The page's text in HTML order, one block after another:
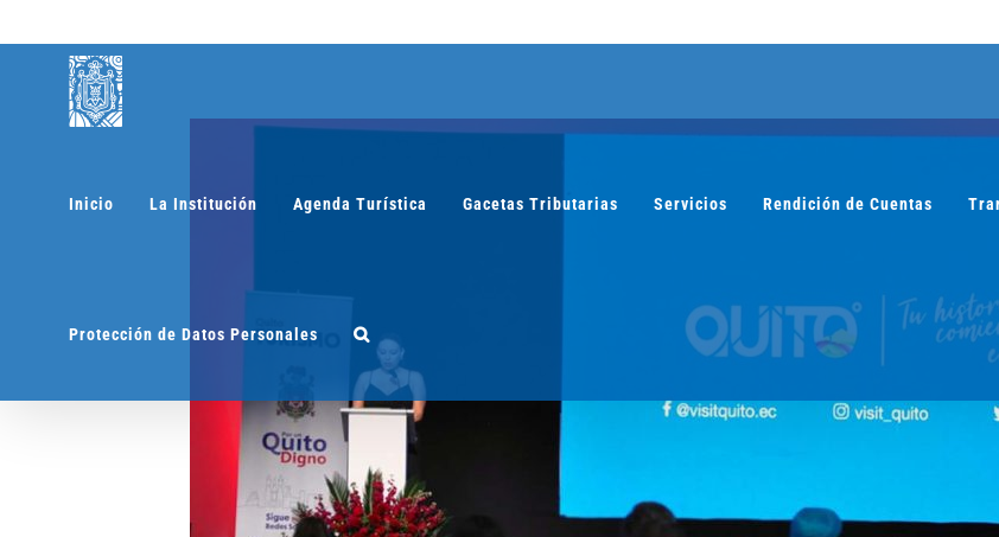
contenido
Inicio La Institución Agenda Turística Gacetas Tributarias Servicios Rendición de Cuentas
Protección de Datos Personales